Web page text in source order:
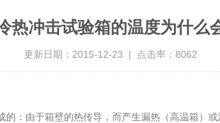
热冲击试验箱的温度为什么
更新日期：2015-12-23 | 点击率：8062
：由于箱壁的热传导，而产生漏热（高温箱）